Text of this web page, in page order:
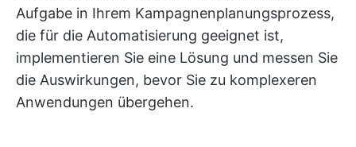
Aufgabe in Ihrem Kampagnenplanungsprozess,
die für die Automatisierung geeignet ist,
implementieren Sie eine Lösung und messen Sie
die Auswirkungen, bevor Sie zu komplexeren
Anwendungen übergehen.